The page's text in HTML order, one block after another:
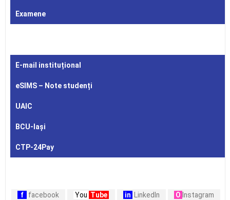
Examene
E-mail instituțional
eSIMS – Note studenți
UAIC
BCU-Iași
CTP-24Pay
f facebook You Tube in LinkedIn O Instagram